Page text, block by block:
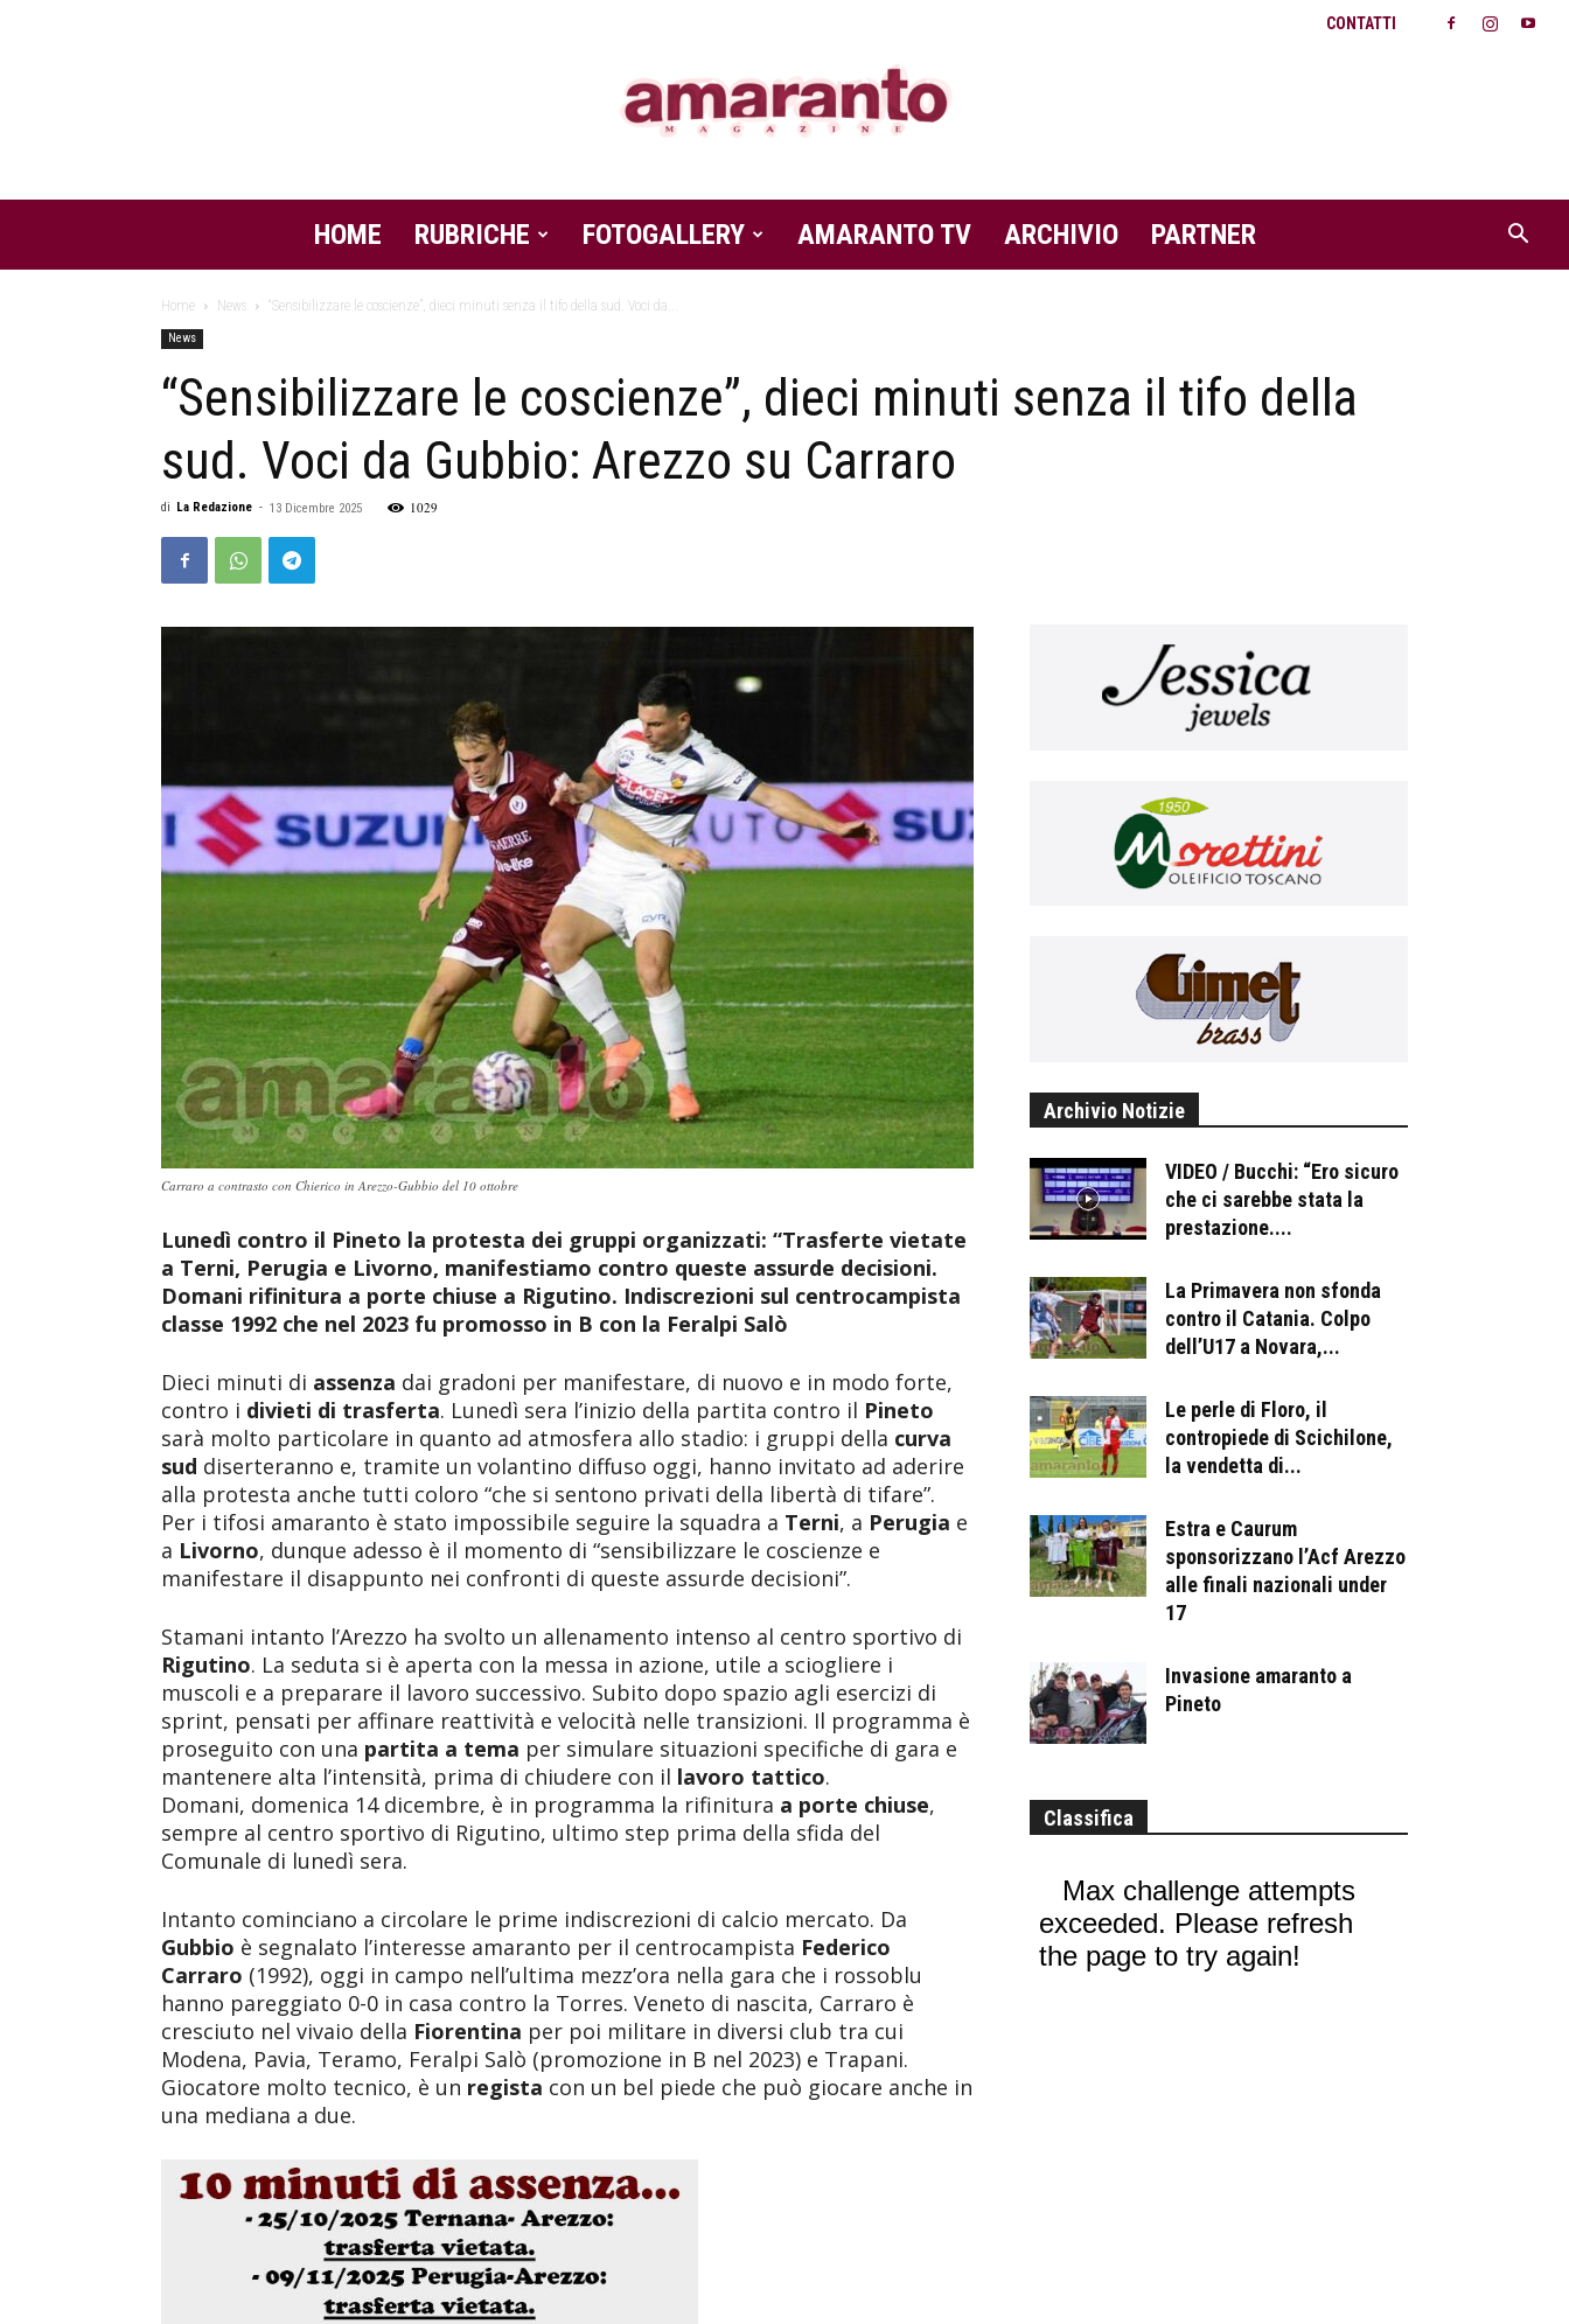
CONTATTI
Amaranto
Magazine
HOME RUBRICHE FOTOGALLERY AMARANTO TV ARCHIVIO PARTNER
Home News “Sensibilizzare le coscienze”, dieci minuti senza il tifo della sud. Voci da...
News
“Sensibilizzare le coscienze”, dieci minuti senza il tifo della
sud. Voci da Gubbio: Arezzo su Carraro
di La Redazione - 13 Dicembre 2025 1029
Carraro a contrasto con Chierico in Arezzo-Gubbio del 10 ottobre
Lunedì contro il Pineto la protesta dei gruppi organizzati: “Trasferte vietate
a Terni, Perugia e Livorno, manifestiamo contro queste assurde decisioni.
Domani rifinitura a porte chiuse a Rigutino. Indiscrezioni sul centrocampista
classe 1992 che nel 2023 fu promosso in B con la Feralpi Salò
Dieci minuti di assenza dai gradoni per manifestare, di nuovo e in modo forte,
contro i divieti di trasferta. Lunedì sera l’inizio della partita contro il Pineto
sarà molto particolare in quanto ad atmosfera allo stadio: i gruppi della curva
sud diserteranno e, tramite un volantino diffuso oggi, hanno invitato ad aderire
alla protesta anche tutti coloro “che si sentono privati della libertà di tifare”.
Per i tifosi amaranto è stato impossibile seguire la squadra a Terni, a Perugia e
a Livorno, dunque adesso è il momento di “sensibilizzare le coscienze e
manifestare il disappunto nei confronti di queste assurde decisioni”.
Stamani intanto l’Arezzo ha svolto un allenamento intenso al centro sportivo di
Rigutino. La seduta si è aperta con la messa in azione, utile a sciogliere i
muscoli e a preparare il lavoro successivo. Subito dopo spazio agli esercizi di
sprint, pensati per affinare reattività e velocità nelle transizioni. Il programma è
proseguito con una partita a tema per simulare situazioni specifiche di gara e
mantenere alta l’intensità, prima di chiudere con il lavoro tattico.
Domani, domenica 14 dicembre, è in programma la rifinitura a porte chiuse,
sempre al centro sportivo di Rigutino, ultimo step prima della sfida del
Comunale di lunedì sera.
Intanto cominciano a circolare le prime indiscrezioni di calcio mercato. Da
Gubbio è segnalato l’interesse amaranto per il centrocampista Federico
Carraro (1992), oggi in campo nell’ultima mezz’ora nella gara che i rossoblu
hanno pareggiato 0-0 in casa contro la Torres. Veneto di nascita, Carraro è
cresciuto nel vivaio della Fiorentina per poi militare in diversi club tra cui
Modena, Pavia, Teramo, Feralpi Salò (promozione in B nel 2023) e Trapani.
Giocatore molto tecnico, è un regista con un bel piede che può giocare anche in
una mediana a due.
Archivio Notizie
VIDEO / Bucchi: “Ero sicuro
che ci sarebbe stata la
prestazione....
La Primavera non sfonda
contro il Catania. Colpo
dell’U17 a Novara,...
Le perle di Floro, il
contropiede di Scichilone,
la vendetta di...
Estra e Caurum
sponsorizzano l’Acf Arezzo
alle finali nazionali under
17
Invasione amaranto a
Pineto
Classifica